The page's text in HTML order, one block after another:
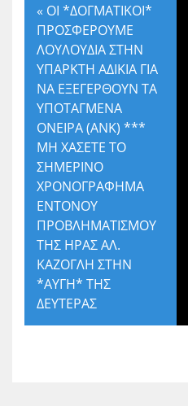
« ΟΙ *ΔΟΓΜΑΤΙΚΟΙ*
ΠΡΟΣΦΕΡΟΥΜΕ
ΛΟΥΛΟΥΔΙΑ ΣΤΗΝ
ΥΠΑΡΚΤΗ ΑΔΙΚΙΑ ΓΙΑ
ΝΑ ΕΞΕΓΕΡΘΟΥΝ ΤΑ
ΥΠΟΤΑΓΜΕΝΑ
ΟΝΕΙΡΑ (ΑΝΚ) ***
ΜΗ ΧΑΣΕΤΕ ΤΟ
ΣΗΜΕΡΙΝΟ
ΧΡΟΝΟΓΡΑΦΗΜΑ
ΕΝΤΟΝΟΥ
ΠΡΟΒΛΗΜΑΤΙΣΜΟΥ
ΤΗΣ ΗΡΑΣ ΑΛ.
ΚΑΖΟΓΛΗ ΣΤΗΝ
*ΑΥΓΗ* ΤΗΣ
ΔΕΥΤΕΡΑΣ